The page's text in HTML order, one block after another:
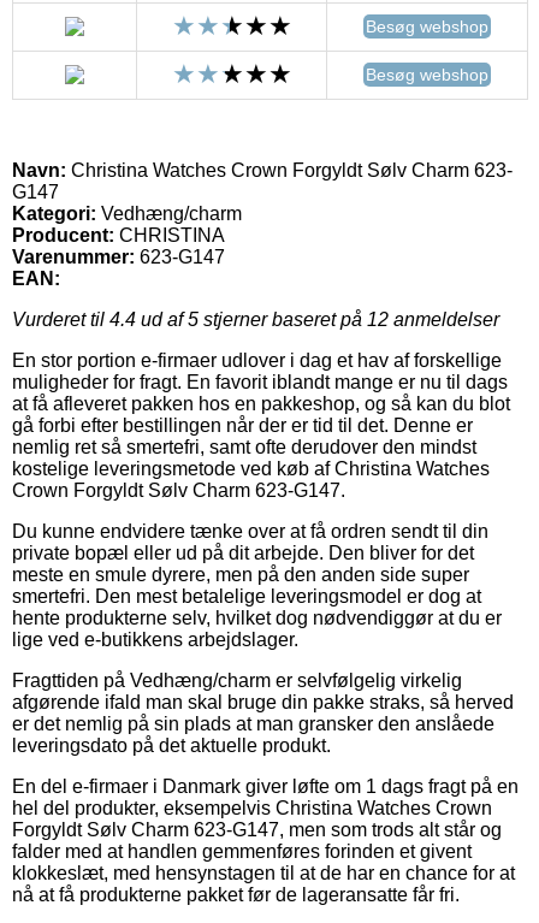
Besøg webshop
Besøg webshop
Navn: Christina Watches Crown Forgyldt Sølv Charm 623-
G147
Kategori: Vedhæng/charm
Producent: CHRISTINA
Varenummer: 623-G147
EAN:
Vurderet til 4.4 ud af 5 stjerner baseret på 12 anmeldelser
En stor portion e-firmaer udlover i dag et hav af forskellige
muligheder for fragt. En favorit iblandt mange er nu til dags
at få afleveret pakken hos en pakkeshop, og så kan du blot
gå forbi efter bestillingen når der er tid til det. Denne er
nemlig ret så smertefri, samt ofte derudover den mindst
kostelige leveringsmetode ved køb af Christina Watches
Crown Forgyldt Sølv Charm 623-G147.
Du kunne endvidere tænke over at få ordren sendt til din
private bopæl eller ud på dit arbejde. Den bliver for det
meste en smule dyrere, men på den anden side super
smertefri. Den mest betalelige leveringsmodel er dog at
hente produkterne selv, hvilket dog nødvendiggør at du er
lige ved e-butikkens arbejdslager.
Fragttiden på Vedhæng/charm er selvfølgelig virkelig
afgørende ifald man skal bruge din pakke straks, så herved
er det nemlig på sin plads at man gransker den anslåede
leveringsdato på det aktuelle produkt.
En del e-firmaer i Danmark giver løfte om 1 dags fragt på en
hel del produkter, eksempelvis Christina Watches Crown
Forgyldt Sølv Charm 623-G147, men som trods alt står og
falder med at handlen gemmenføres forinden et givent
klokkeslæt, med hensynstagen til at de har en chance for at
nå at få produkterne pakket før de lageransatte får fri.